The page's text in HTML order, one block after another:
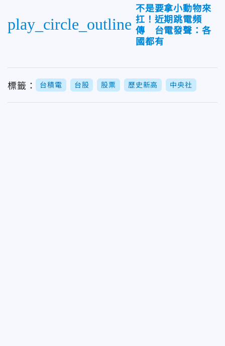
play_circle_outline
不是要拿小動物來
扛！近期跳電頻
傳 台電發聲：各
國都有
標籤： 台積電 台股 股票 歷史新高 中央社